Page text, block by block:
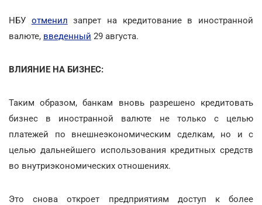
НБУ отменил запрет на кредитование в иностранной
валюте, введенный 29 августа.
ВЛИЯНИЕ НА БИЗНЕС:
Таким образом, банкам вновь разрешено кредитовать
бизнес в иностранной валюте не только с целью
платежей по внешнеэкономическим сделкам, но и с
целью дальнейшего использования кредитных средств
во внутриэкономических отношениях.
Это снова откроет предприятиям доступ к более